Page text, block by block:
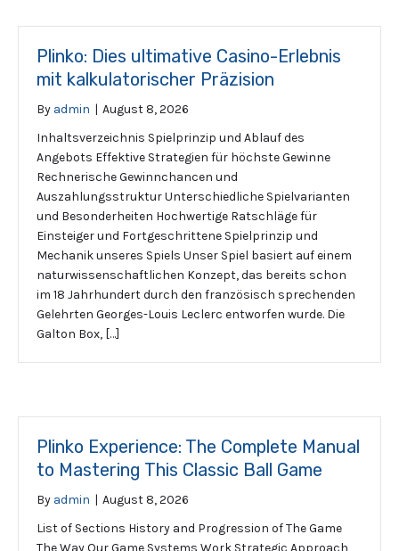
Plinko: Dies ultimative Casino-Erlebnis
mit kalkulatorischer Präzision
By admin | August 8, 2026
Inhaltsverzeichnis Spielprinzip und Ablauf des
Angebots Effektive Strategien für höchste Gewinne
Rechnerische Gewinnchancen und
Auszahlungsstruktur Unterschiedliche Spielvarianten
und Besonderheiten Hochwertige Ratschläge für
Einsteiger und Fortgeschrittene Spielprinzip und
Mechanik unseres Spiels Unser Spiel basiert auf einem
naturwissenschaftlichen Konzept, das bereits schon
im 18 Jahrhundert durch den französisch sprechenden
Gelehrten Georges-Louis Leclerc entworfen wurde. Die
Galton Box, […]
Plinko Experience: The Complete Manual
to Mastering This Classic Ball Game
By admin | August 8, 2026
List of Sections History and Progression of The Game
The Way Our Game Systems Work Strategic Approach